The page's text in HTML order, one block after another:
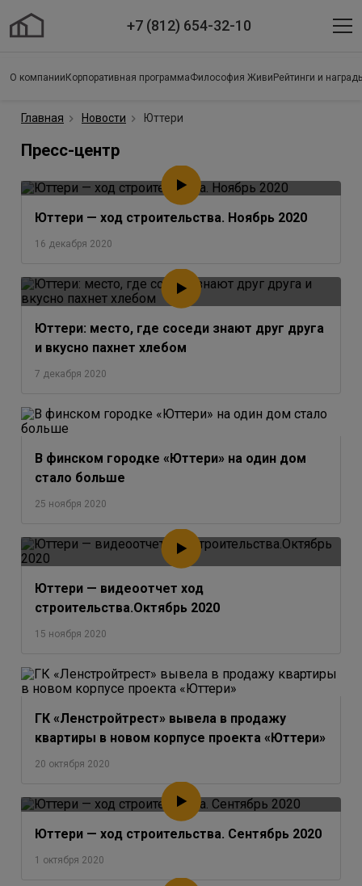
+7 (812) 654-32-10
О компании Корпоративная программаФилософия Живи Рейтинги и
Главная Новости Юттери
Пресс-центр
Юттери — ход строительства. Ноябрь 2020
16 декабря 2020
Юттери: место, где соседи знают друг друга
и вкусно пахнет хлебом
7 декабря 2020
В финском городке «Юттери» на один дом
стало больше
25 ноября 2020
Юттери — видеоотчет ход
строительства.Октябрь 2020
15 ноября 2020
ГК «Ленстройтрест» вывела в продажу
квартиры в новом корпусе проекта «Юттери»
20 октября 2020
Юттери — ход строительства. Сентябрь 2020
1 октября 2020